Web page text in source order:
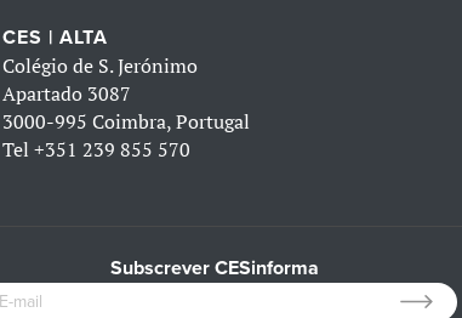
CES | ALTA
Colégio de S. Jerónimo
Apartado 3087
3000-995 Coimbra, Portugal
Tel+351 239 855 570
Subscrever CESinforma